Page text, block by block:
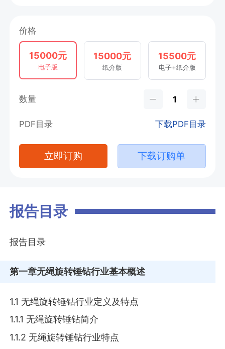
价格
15000元
电子版
15000元
纸介版
15500元
电子+纸介版
数量
PDF目录 下载PDF目录
立即订购 下载订购单
报告目录
报告目录
第一章无绳旋转锤钻行业基本概述
1.1 无绳旋转锤钻行业定义及特点
1.1.1 无绳旋转锤钻简介
1.1.2 无绳旋转锤钻行业特点